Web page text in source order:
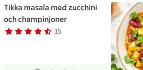
Tikka masala med zucchini
och champinjoner
Betyg 4.1 av 5. 15
15 personer har röstat
Tikka